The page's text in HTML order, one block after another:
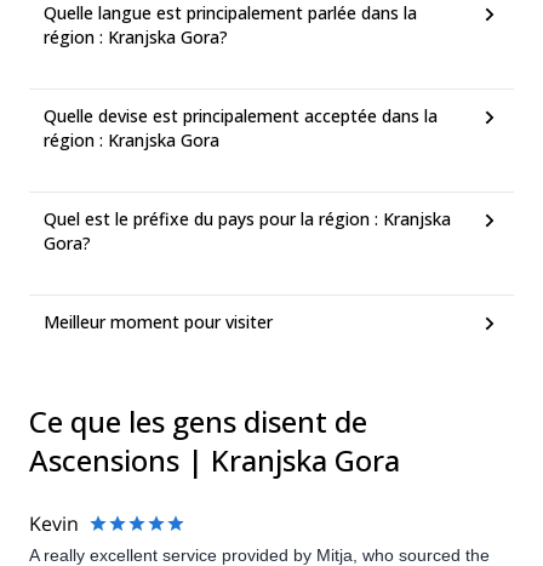
Quelle langue est principalement parlée dans la
région : Kranjska Gora?
Quelle devise est principalement acceptée dans la
région : Kranjska Gora
Quel est le préfixe du pays pour la région : Kranjska
Gora?
Meilleur moment pour visiter
Ce que les gens disent de
Ascensions | Kranjska Gora
Kevin
A really excellent service provided by Mitja, who sourced the